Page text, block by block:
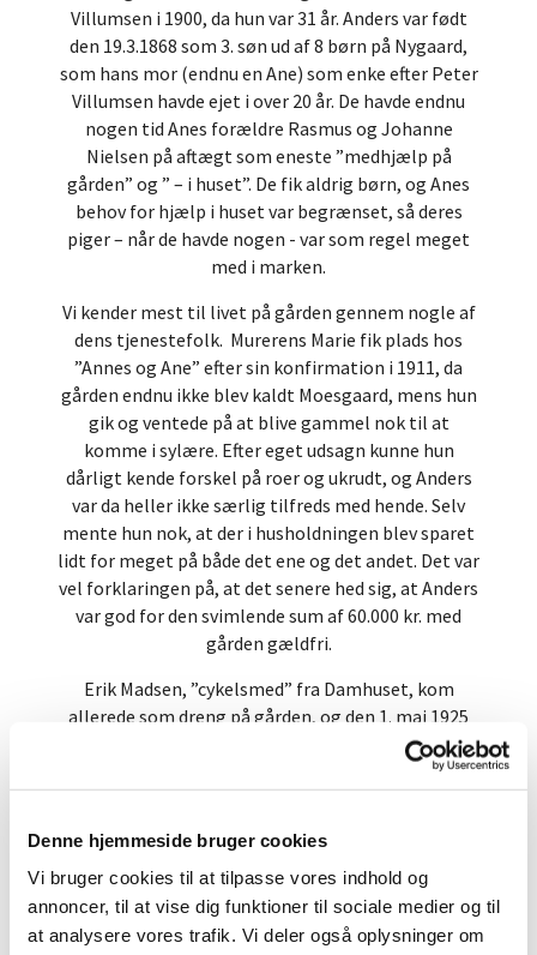
Denne hjemmeside bruger cookies
Vi bruger cookies til at tilpasse vores indhold og
annoncer, til at vise dig funktioner til sociale medier og til
at analysere vores trafik. Vi deler også oplysninger om
Villumsen i 1900, da hun var 31 år. Anders var født
den 19.3.1868 som 3. søn ud af 8 børn på Nygaard,
som hans mor (endnu en Ane) som enke efter Peter
Villumsen havde ejet i over 20 år. De havde endnu
nogen tid Anes forældre Rasmus og Johanne
Nielsen på aftægt som eneste ”medhjælp på
gården” og ” – i huset”. De fik aldrig børn, og Anes
behov for hjælp i huset var begrænset, så deres
piger – når de havde nogen - var som regel meget
med i marken.
Vi kender mest til livet på gården gennem nogle af
dens tjenestefolk. Murerens Marie fik plads hos
”Annes og Ane” efter sin konfirmation i 1911, da
gården endnu ikke blev kaldt Moesgaard, mens hun
gik og ventede på at blive gammel nok til at
komme i sylære. Efter eget udsagn kunne hun
dårligt kende forskel på roer og ukrudt, og Anders
var da heller ikke særlig tilfreds med hende. Selv
mente hun nok, at der i husholdningen blev sparet
lidt for meget på både det ene og det andet. Det var
vel forklaringen på, at det senere hed sig, at Anders
var god for den svimlende sum af 60.000 kr. med
gården gældfri.
Erik Madsen, ”cykelsmed” fra Damhuset, kom
allerede som dreng på gården, og den 1. maj 1925
begyndte han på Moesgaard samtidig med Carla
Larsen. Hun var fæstet til at malke og gå med i
overfor, kunne malkningen af de 8-9 køer starte så
sent som kl. halv 6 til 6. Og der var jord nok hjemme
ved gården til, at køerne kunne græsse der.
Ungkreaturerne derimod græssede i Lillevang. Om